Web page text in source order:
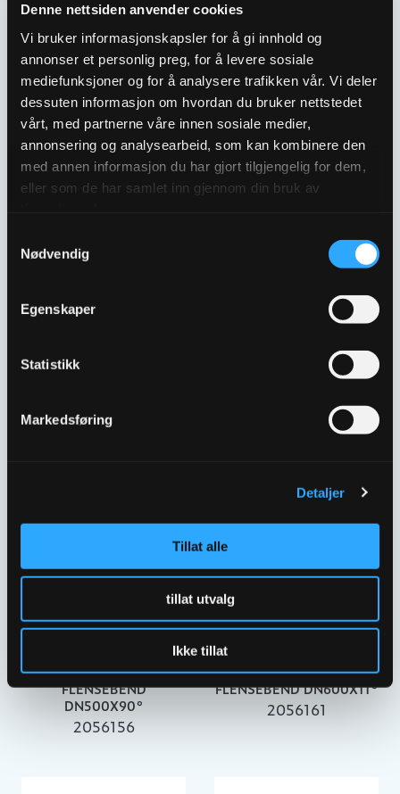
Denne nettsiden anvender cookies
Vi bruker informasjonskapsler for å gi innhold og
annonser et personlig preg, for å levere sosiale
mediefunksjoner og for å analysere trafikken vår. Vi deler
dessuten informasjon om hvordan du bruker nettstedet
vårt, med partnerne våre innen sosiale medier,
annonsering og analysearbeid, som kan kombinere den
med annen informasjon du har gjort tilgjengelig for dem,
eller som de har samlet inn gjennom din bruk av
Nødvendig
Egenskaper
Statistikk
Markedsføring
Detaljer
Tillat alle
tillat utvalg
Ikke tillat
ULEFOS ESCO
FLENSEBEND
DN500X11½°
2056143
ULEFOS ESCO
FLENSEBEND
DN500X22½°
2056146
DN500X30°
ULEFOS ESCO
DN500X45°
ULEFOS ESCO
FLENSEBEND
DN500X90°
2056156
ULEFOS ESCO
FLENSEBEND DN600X11°
2056161